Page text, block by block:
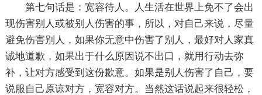
第七句话是：宽容待人。人生活在世界上免不了会出
现伤害别人或被别人伤害的事，所以，对自己来说，尽量
避免伤害别人，如果你无意中伤害了别人，最好对人家真
诚地道歉，如果出于什么原因说不出口，就用行动去弥
补，让对方感受到这份歉意。如果是别人伤害了自己，要
说服自己原谅对方，宽容对方。当然这话说起来很轻松，